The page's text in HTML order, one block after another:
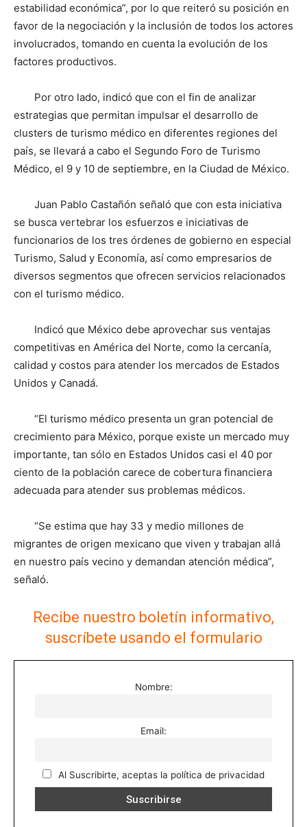
estabilidad económica”, por lo que reiteró su posición en
favor de la negociación y la inclusión de todos los actores
involucrados, tomando en cuenta la evolución de los
factores productivos.
Por otro lado, indicó que con el fin de analizar
estrategias que permitan impulsar el desarrollo de
clusters de turismo médico en diferentes regiones del
país, se llevará a cabo el Segundo Foro de Turismo
Médico, el 9 y 10 de septiembre, en la Ciudad de México.
Juan Pablo Castañón señaló que con esta iniciativa
se busca vertebrar los esfuerzos e iniciativas de
funcionarios de los tres órdenes de gobierno en especial
Turismo, Salud y Economía, así como empresarios de
diversos segmentos que ofrecen servicios relacionados
con el turismo médico.
Indicó que México debe aprovechar sus ventajas
competitivas en América del Norte, como la cercanía,
calidad y costos para atender los mercados de Estados
Unidos y Canadá.
“El turismo médico presenta un gran potencial de
crecimiento para México, porque existe un mercado muy
importante, tan sólo en Estados Unidos casi el 40 por
ciento de la población carece de cobertura financiera
adecuada para atender sus problemas médicos.
“Se estima que hay 33 y medio millones de
migrantes de origen mexicano que viven y trabajan allá
en nuestro país vecino y demandan atención médica”,
señaló.
Recibe nuestro boletín informativo,
suscríbete usando el formulario
Nombre:
Email:
Al Suscribirte, aceptas la política de privacidad